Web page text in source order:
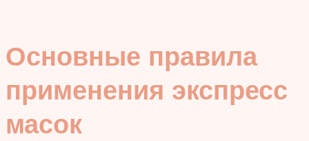
Основные правила
применения экспресс
масок